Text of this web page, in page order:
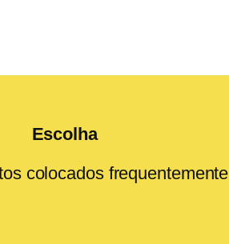
Escolha
colocados frequentemente